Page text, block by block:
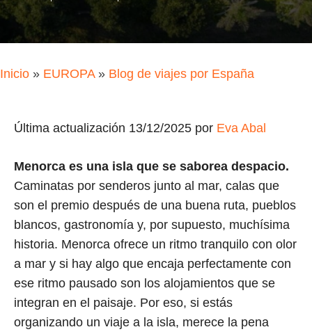
Inicio » EUROPA» Blog de viajes por España
Última actualización 13/12/2025 por Eva Abal
Menorca es una isla que se saborea despacio.
Caminatas por senderos junto al mar, calas que
son el premio después de una buena ruta, pueblos
blancos, gastronomía y, por supuesto, muchísima
historia. Menorca ofrece un ritmo tranquilo con olor
a mar y si hay algo que encaja perfectamente con
ese ritmo pausado son los alojamientos que se
integran en el paisaje. Por eso, si estás
organizando un viaje a la isla, merece la pena